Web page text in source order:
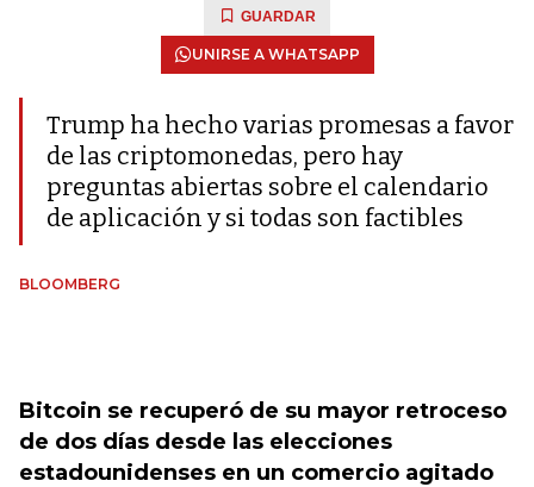
GUARDAR
UNIRSE A WHATSAPP
Trump ha hecho varias promesas a favor
de las criptomonedas, pero hay
preguntas abiertas sobre el calendario
de aplicación y si todas son factibles
BLOOMBERG
Bitcoin se recuperó de su mayor retroceso
de dos días desde las elecciones
estadounidenses en un comercio agitado